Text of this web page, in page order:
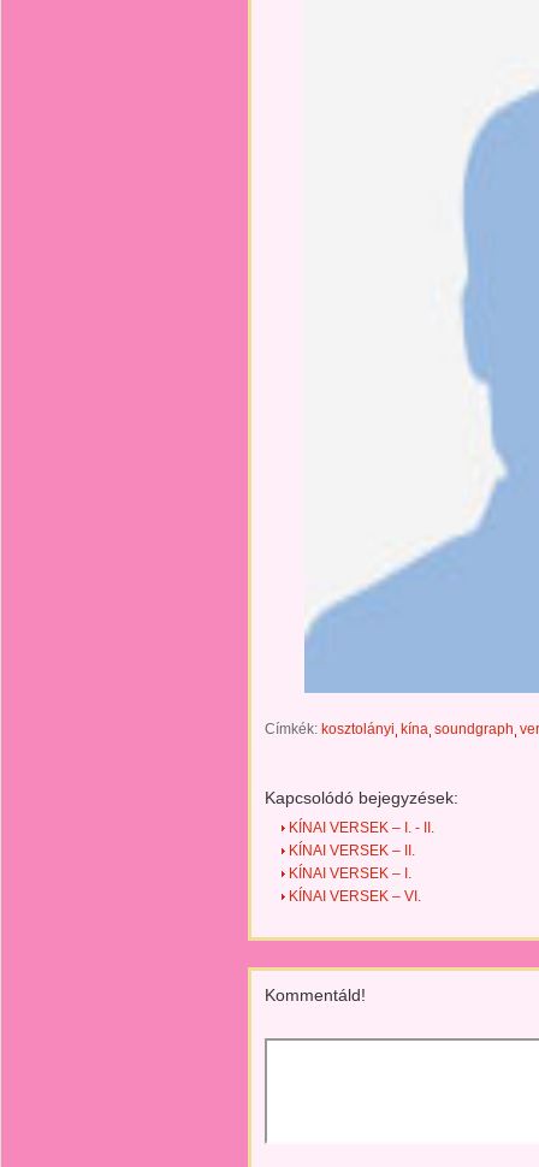
Címkék: kosztolányi kína soundgraph
Kapcsolódó bejegyzések:
KÍNAI VERSEK – I. - II.
KÍNAI VERSEK – II.
KÍNAI VERSEK – I.
KÍNAI VERSEK – VI.
Kommentáld!